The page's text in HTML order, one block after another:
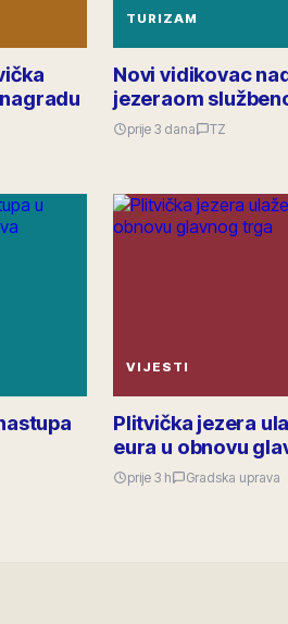
objave.
GRADSKA OBAVIJEST
odgovora·156lajkova
TURIZAM
Novi vidikovac
jezeraom
prije 3 dana TZ
VIJESTI
Plitvička jezera
eura u obnovu
prije 3 h Gradska uprava